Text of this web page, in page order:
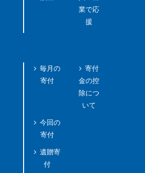
業で応
援
毎月の
寄付
今回の
寄付
遺贈寄
付
寄付
金の控
除につ
いて